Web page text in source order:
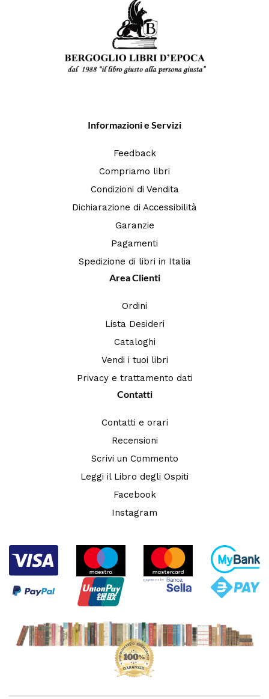
Informazioni e Servizi
Feedback
Compriamo libri
Condizioni di Vendita
Dichiarazione di Accessibilità
Garanzie
Pagamenti
Spedizione di libri in Italia
Area Clienti
Ordini
Lista Desideri
Cataloghi
Vendi i tuoi libri
Privacy e trattamento dati
Contatti
Contatti e orari
Recensioni
Scrivi un Commento
Leggi il Libro degli Ospiti
Facebook
Instagram